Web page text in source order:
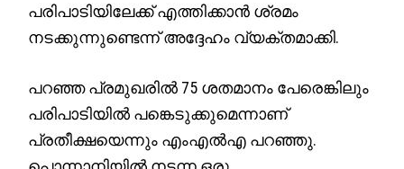
പരിപാടിയിലേക്ക് എത്തിക്കാൻ ശ്രമം
നടക്കുന്നുണ്ടെന്ന് അദ്ദേഹം വ്യക്തമാക്കി.
പറഞ്ഞ പ്രമുഖരിൽ 75 ശതമാനം പേരെങ്കിലും
പരിപാടിയിൽ പങ്കെടുക്കുമെന്നാണ്
പ്രതീക്ഷയെന്നും എംഎൽഎ പറഞ്ഞു.